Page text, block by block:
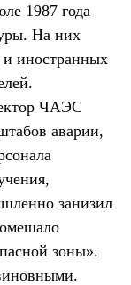
1987 года
На них
и иностранных
ЧАЭС
аварии,
занизил
зоны».